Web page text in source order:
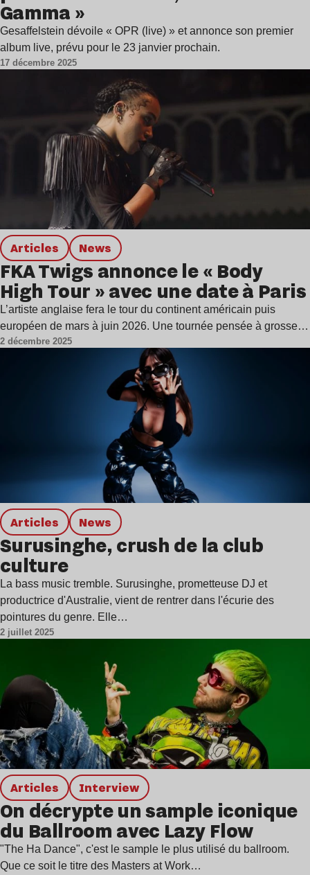
Gamma »
Gesaffelstein dévoile « OPR (live) » et annonce son premier
album live, prévu pour le 23 janvier prochain.
17 décembre 2025
Articles news
FKA Twigs annonce le « Body
High Tour » avec une date à Paris
L’artiste anglaise fera le tour du continent américain puis
européen de mars à juin 2026. Une tournée pensée à grosse…
2 décembre 2025
Articles news
Surusinghe, crush de la club
culture
La bass music tremble. Surusinghe, prometteuse DJ et
productrice d'Australie, vient de rentrer dans l'écurie des
pointures du genre. Elle…
2 juillet 2025
Articles interview
On décrypte un sample iconique
du Ballroom avec Lazy Flow
"The Ha Dance", c'est le sample le plus utilisé du ballroom.
Que ce soit le titre des Masters at Work…